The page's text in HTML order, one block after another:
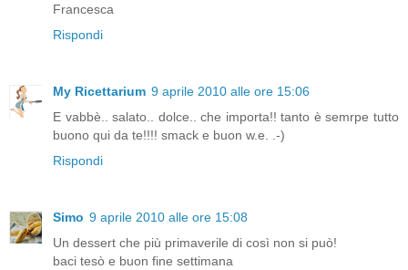
Francesca
Rispondi
My Ricettarium 9 aprile 2010 alle ore 15:06
E vabbè.. salato.. dolce.. che importa!! tanto è semrpe tutto
buono qui da te!!!! smack e buon w.e. .-)
Rispondi
Simo 9 aprile 2010 alle ore 15:08
Un dessert che più primaverile di così non si può!
baci tesò e buon fine settimana